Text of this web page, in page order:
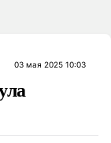
03 мая 2025 10:03